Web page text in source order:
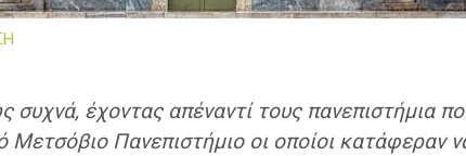
συχνά, έχοντας απέναντί τους πανεπιστήμια
Πανεπιστήμιο οι οποίοι